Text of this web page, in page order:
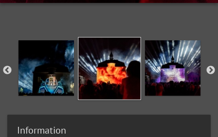
Information